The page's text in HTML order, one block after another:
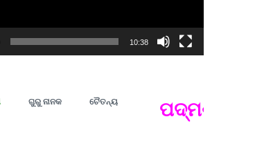
10:38
ଗୁରୁ ନାନକ ଚୈତନ୍ୟ ପଦ୍ମଶ୍ରୀ